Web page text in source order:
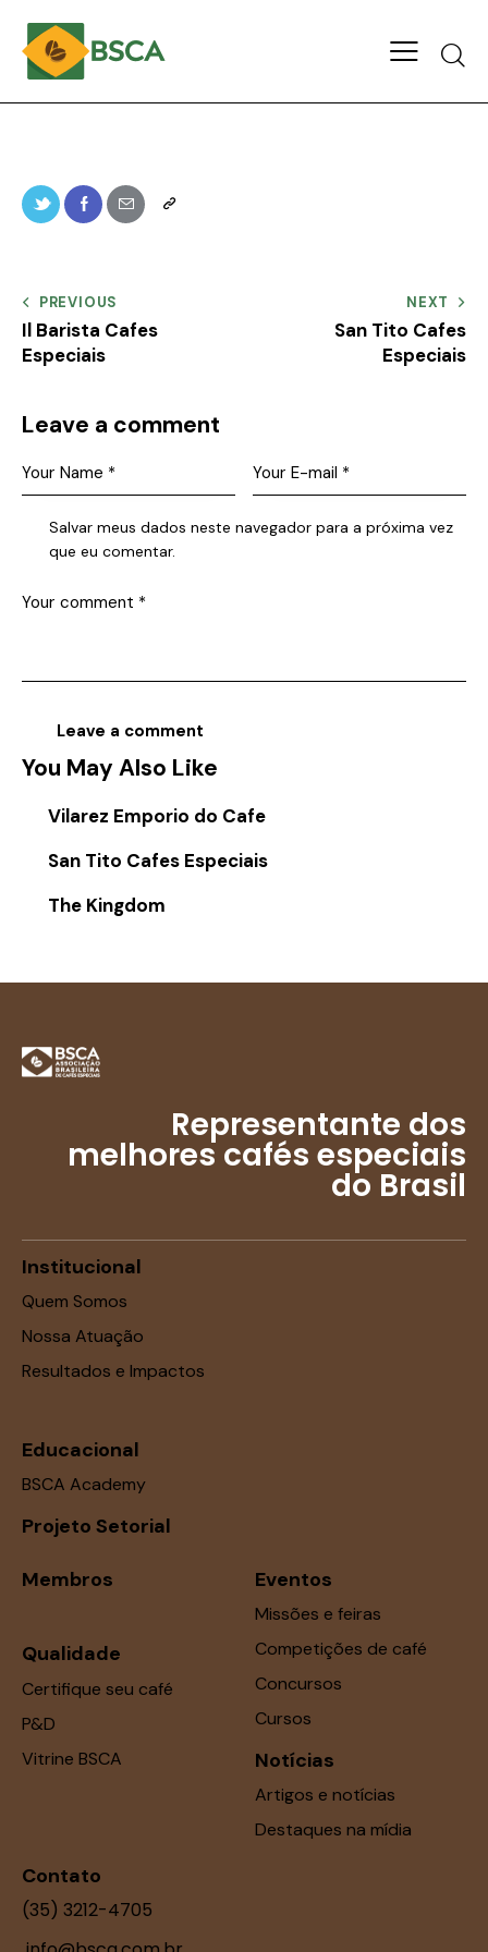
PREVIOUS
Il Barista Cafes
Especiais
NEXT
San Tito Cafes
Especiais
Leave a comment
Salvar meus dados neste navegador para a próxima vez
que eu comentar.
You May Also Like
Vilarez Emporio do Cafe
San Tito Cafes Especiais
The Kingdom
Representante dos
melhores cafés especiais
do Brasil
Institucional
Quem Somos
Nossa Atuação
Resultados e Impactos
Educacional
BSCA Academy
Projeto Setorial
Membros
Qualidade
Certifique seu café
P&D
Vitrine BSCA
Eventos
Missões e feiras
Competições de café
Concursos
Cursos
Notícias
Artigos e notícias
Destaques na mídia
Contato
(35) 3212-4705